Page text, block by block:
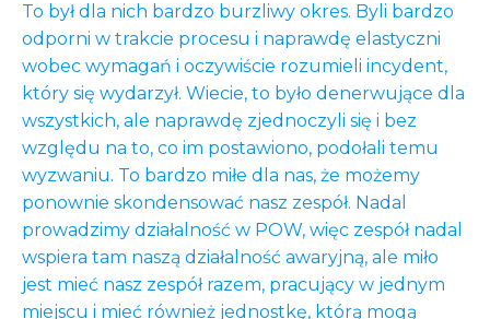
To był dla nich bardzo burzliwy okres. Byli bardzo
odporni w trakcie procesu i naprawdę elastyczni
wobec wymagań i oczywiście rozumieli incydent,
który się wydarzył. Wiecie, to było denerwujące dla
wszystkich, ale naprawdę zjednoczyli się i bez
względu na to, co im postawiono, podołali temu
wyzwaniu. To bardzo miłe dla nas, że możemy
ponownie skondensować nasz zespół. Nadal
prowadzimy działalność w POW, więc zespół nadal
wspiera tam naszą działalność awaryjną, ale miło
jest mieć nasz zespół razem, pracujący w jednym
miejscu i mieć również jednostkę, którą mogą